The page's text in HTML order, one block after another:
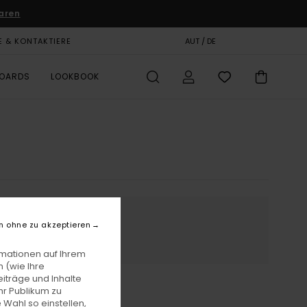
& KONTAKTIERE AUT / DE
LOOKBOOK
auf Ihrem
(wie Ihre
und Inhalte
Publikum zu
so einstellen,
ohne zu akzeptieren